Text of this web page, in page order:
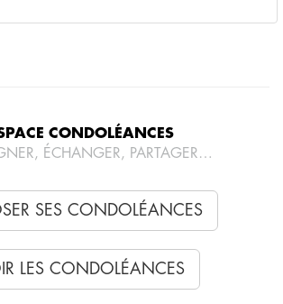
CONDOLÉANCES
ÉCHANGER, PARTAGER…
SES CONDOLÉANCES
LES CONDOLÉANCES